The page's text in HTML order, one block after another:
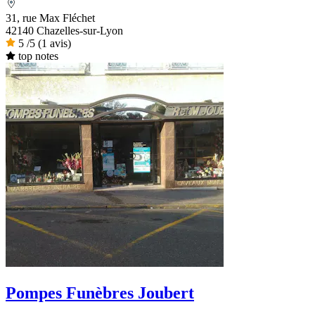
31, rue Max Fléchet
42140 Chazelles-sur-Lyon
5 /5 (1 avis)
top notes
Pompes Funèbres Joubert